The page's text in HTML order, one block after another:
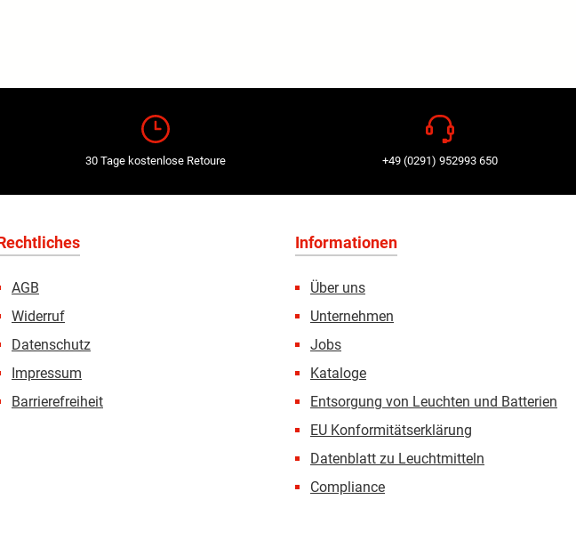
30 Tage kostenlose Retoure +49 (0291) 952993 650
AGB
Widerruf
Datenschutz
Impressum
Barrierefreiheit
Informationen
Über uns
Unternehmen
Jobs
Kataloge
Entsorgung von Leuchten und Batterien
EU Konformitätserklärung
Datenblatt zu Leuchtmitteln
Compliance